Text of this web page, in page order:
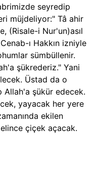
seyredip
müjdeliyor:" Tâ ahir
(Risale-i Nur'un)asıl
ı Hakkın izniyle
sümbüllenir.
şükrederiz." Yani
Üstad da o
şükür edecek.
yayacak her yere
ekilen
çiçek açacak.